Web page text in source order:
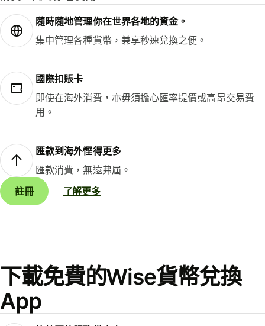
隨時隨地管理你在世界各地的資金。
集中管理各種貨幣，兼享秒速兌換之便。
國際扣賬卡
即使在海外消費，亦毋須擔心匯率提價或高昂交易費
用。
匯款到海外慳得更多
匯款消費，無遠弗屆。
註冊
了解更多
下載免費的Wise貨幣兌換
App